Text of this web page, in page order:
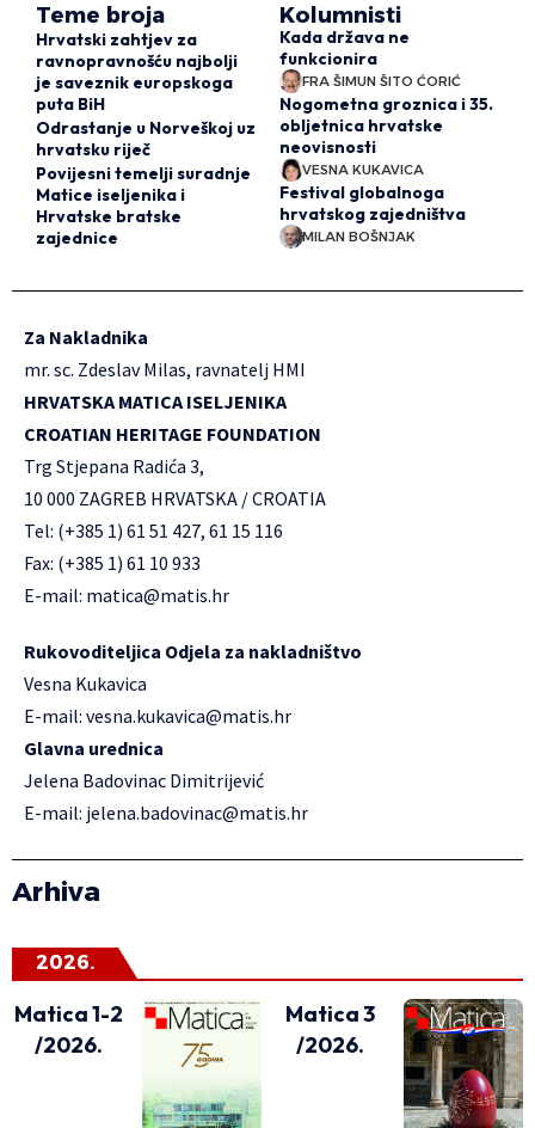
Teme broja
Hrvatski zahtjev za
ravnopravnošću najbolji
je saveznik europskoga
puta BiH
Odrastanje u Norveškoj uz
hrvatsku riječ
Povijesni temelji suradnje
Matice iseljenika i
Hrvatske bratske
zajednice
Kolumnisti
Kada država ne
funkcionira
FRA ŠIMUN ŠITO ĆORIĆ
Nogometna groznica i 35.
obljetnica hrvatske
neovisnosti
VESNA KUKAVICA
Festival globalnoga
hrvatskog zajedništva
MILAN BOŠNJAK
Za Nakladnika
mr. sc. Zdeslav Milas, ravnatelj HMI
HRVATSKA MATICA ISELJENIKA
CROATIAN HERITAGE FOUNDATION
Trg Stjepana Radića 3,
10 000 ZAGREB HRVATSKA / CROATIA
Tel: (+385 1) 61 51 427, 61 15 116
Fax: (+385 1) 61 10 933
E-mail: matica@matis.hr
Rukovoditeljica Odjela za nakladništvo
Vesna Kukavica
E-mail: vesna.kukavica@matis.hr
Glavna urednica
Jelena Badovinac Dimitrijević
E-mail: jelena.badovinac@matis.hr
Arhiva
2026.
Matica 1-2
/2026.
Matica 3
/2026.